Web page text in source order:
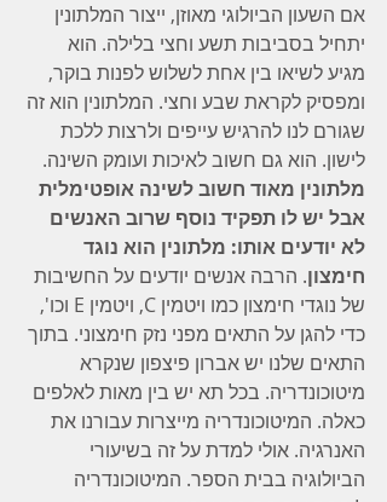
אם השעון הביולוגי מאוזן, ייצור המלתונין
יתחיל בסביבות תשע וחצי בלילה. הוא
מגיע לשיאו בין אחת לשלוש לפנות בוקר,
ומפסיק לקראת שבע וחצי. המלתונין הוא זה
שגורם לנו להרגיש עייפים ולרצות ללכת
לישון. הוא גם חשוב לאיכות ועומק השינה.
מלתונין מאוד חשוב לשינה אופטימלית
אבל יש לו תפקיד נוסף שרוב האנשים
לא יודעים אותו: מלתונין הוא נוגד
חימצון. הרבה אנשים יודעים על החשיבות
של נוגדי חימצון כמו ויטמין C, ויטמין E וכו',
כדי להגן על התאים מפני נזק חימצוני. בתוך
התאים שלנו יש אברון פיצפון שנקרא
מיטוכונדריה. בכל תא יש בין מאות לאלפים
כאלה. המיטוכונדריה מייצרות עבורנו את
האנרגיה. אולי למדת על זה בשיעורי
הביולוגיה בבית הספר. המיטוכונדריה